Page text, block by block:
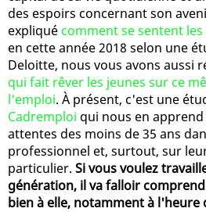
des espoirs concernant son
expliqué comment se sentent
en cette année 2018 selon une
Deloitte, nous vous avons aussi
qui fait rêver les jeunes sur ce
l'emploi. À présent, c'est une
Cadremploi qui nous en
attentes des moins de 35 ans
professionnel et, surtout, sur
particulier. Si vous voulez
génération, il va falloir
bien à elle, notamment à l'heure